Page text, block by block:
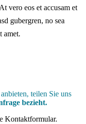
vero eos et accusam et
gubergren, no sea
amet.
teilen Sie uns
bezieht.
Kontaktformular.